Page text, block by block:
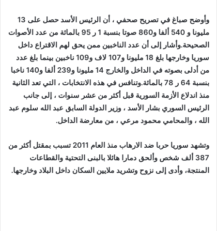
وأوضح صباغ في تصريح صحفي ، أن الرئيس الأسد حصل على 13
مليونا و 540 ألفا و860 صوتا بنسبة 1 ر 95 بالمائة من عدد الأصوات
الصحيحة.وأشار إلى أن عدد الناخبين ممن يحق لهم الاقتراع داخل
سوريا وخارجها بلغ 18 مليونا و107 لاف و109 ناخبين بينما بلغ عدد
من أدلى بصوته في الداخل والخارج 14 مليونا و239 ألفا و140 ناخبا
بنسبة 64 ر 78 بالمائة.وتنافس في هذه الانتخابات ، التي تعد الثانية
منذ اندلاع الأزمة السورية قبل أكثر من عشر سنوات ، إلى جانب
الرئيس السوري بشار الأسد ، وزير الدولة السابق عبد الله سلوم عبد
الله ، والمحامي محمود مرعي ، من معارضة الداخل.
وتشهد سوريا حربا ضد الارهاب منذ العام 2011 تسبب بمقتل أكثر من
387 ألف شخص وألحق دمارا هائلا بالبنى التحتية والقطاعات
المنتجة، وأدى إلى نزوح وتشريد ملايين السكان داخل البلاد وخارجها.